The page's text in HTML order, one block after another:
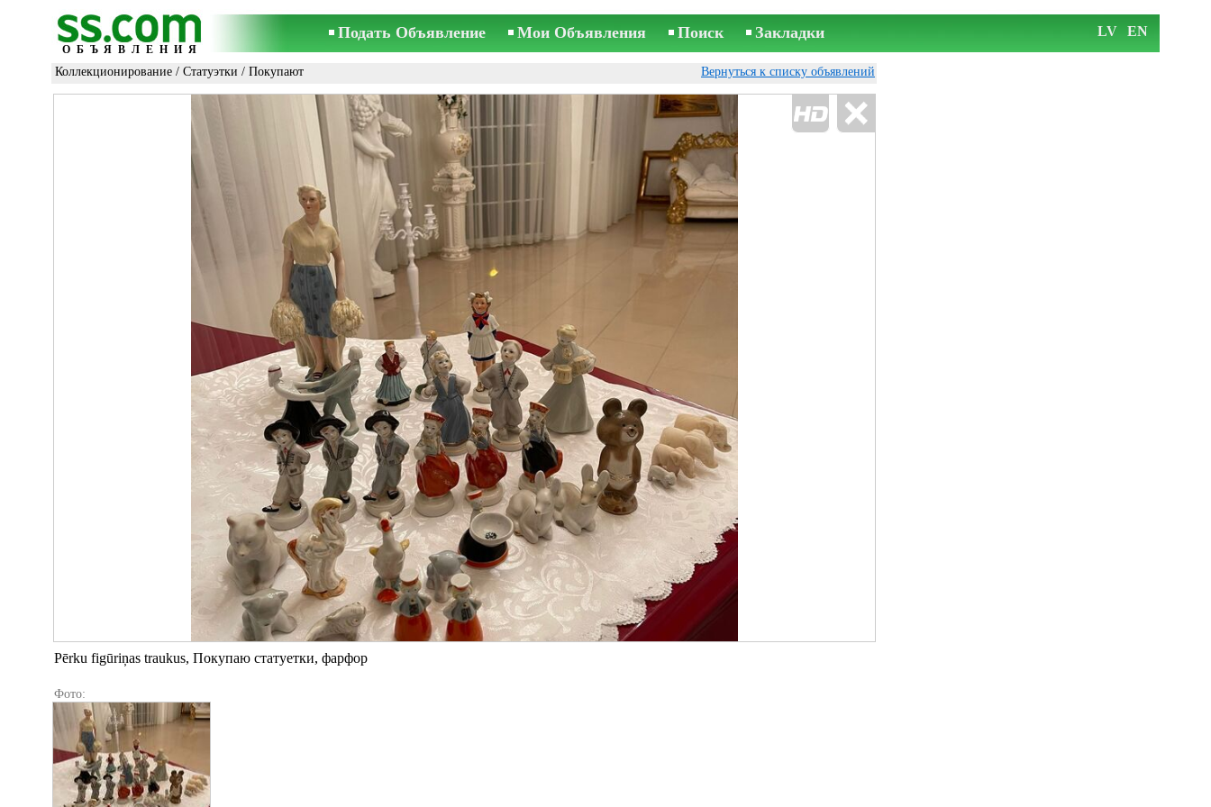
ОБЪЯВЛЕНИЯ
Подать Объявление Мои Объявления Поиск Закладки LV EN
Коллекционирование / Статуэтки / Покупают Вернуться к списку объявлений
Pērku figūriņas traukus, Покупаю статуетки, фарфор
Фото: